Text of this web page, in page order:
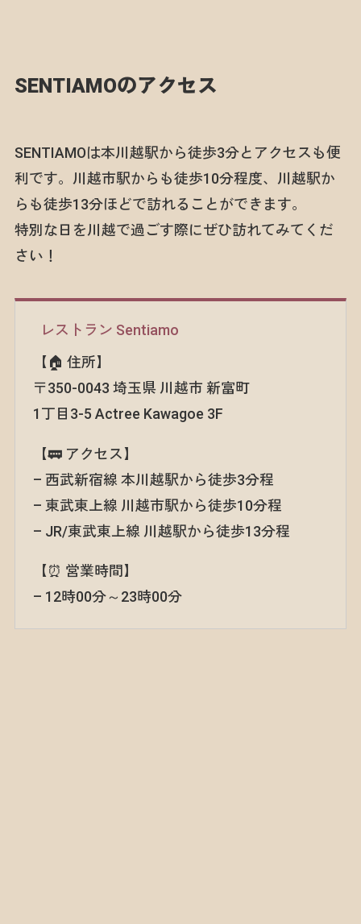
SENTIAMOのアクセス
SENTIAMOは本川越駅から徒歩3分とアクセスも便
利です。川越市駅からも徒歩10分程度、川越駅か
らも徒歩13分ほどで訪れることができます。
特別な日を川越で過ごす際にぜひ訪れてみてくだ
さい！
レストラン Sentiamo
【🏠 住所】
〒350-0043 埼玉県 川越市 新富町
1丁目3-5 Actree Kawagoe 3F
【🚃 アクセス】
– 西武新宿線 本川越駅から徒歩3分程
– 東武東上線 川越市駅から徒歩10分程
– JR/東武東上線 川越駅から徒歩13分程
【⏰ 営業時間】
– 12時00分～23時00分